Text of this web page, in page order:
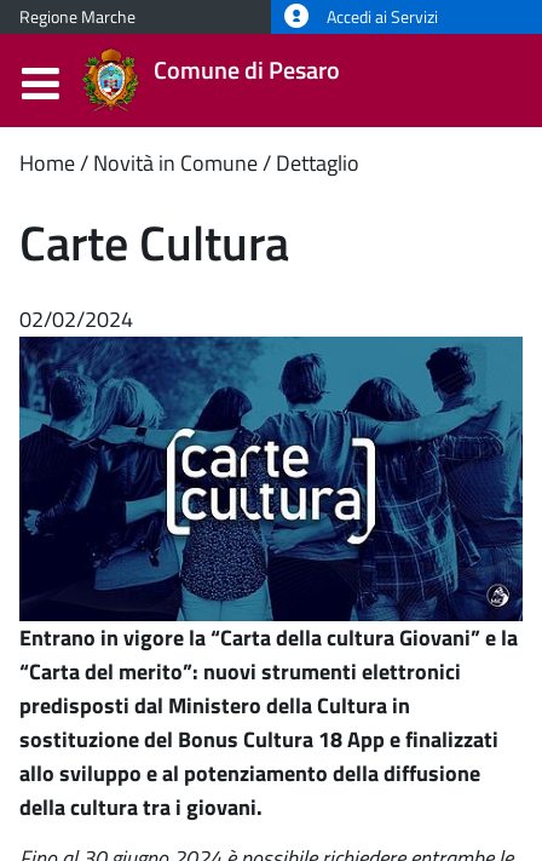
Regione Marche Accedi ai Servizi
Comune di Pesaro
Contenuto
principale
Home Novità in Comune Dettaglio
Carte Cultura
02/02/2024
Entrano in vigore la “Carta della cultura Giovani” e la
“Carta del merito”: nuovi strumenti elettronici
predisposti dal Ministero della Cultura in
sostituzione del Bonus Cultura 18 App e finalizzati
allo sviluppo e al potenziamento della diffusione
della cultura tra i giovani.